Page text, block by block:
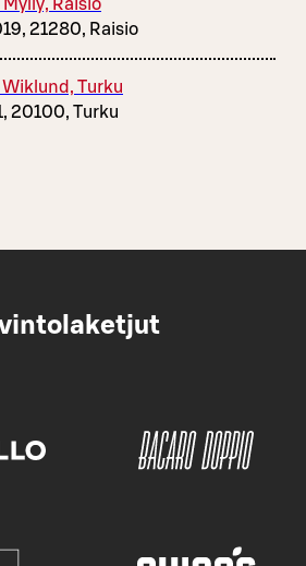
Raisio
21280, Raisio
Turku
20100, Turku